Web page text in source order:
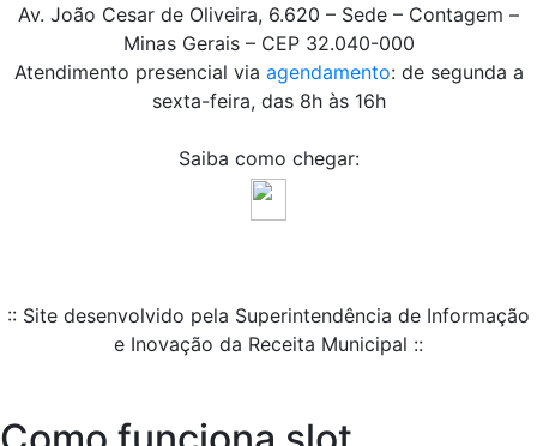
Av. João Cesar de Oliveira, 6.620 – Sede – Contagem –
Minas Gerais – CEP 32.040-000
Atendimento presencial via agendamento: de segunda a
sexta-feira, das 8h às 16h
Saiba como chegar:
:: Site desenvolvido pela Superintendência de Informação
e Inovação da Receita Municipal ::